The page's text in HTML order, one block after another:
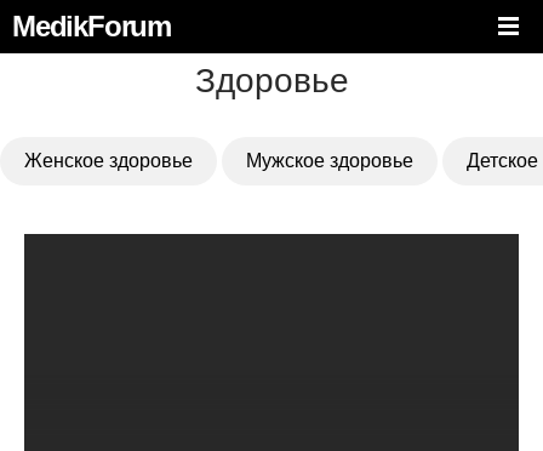
MedikForum
Здоровье
Женское здоровье Мужское здоровье